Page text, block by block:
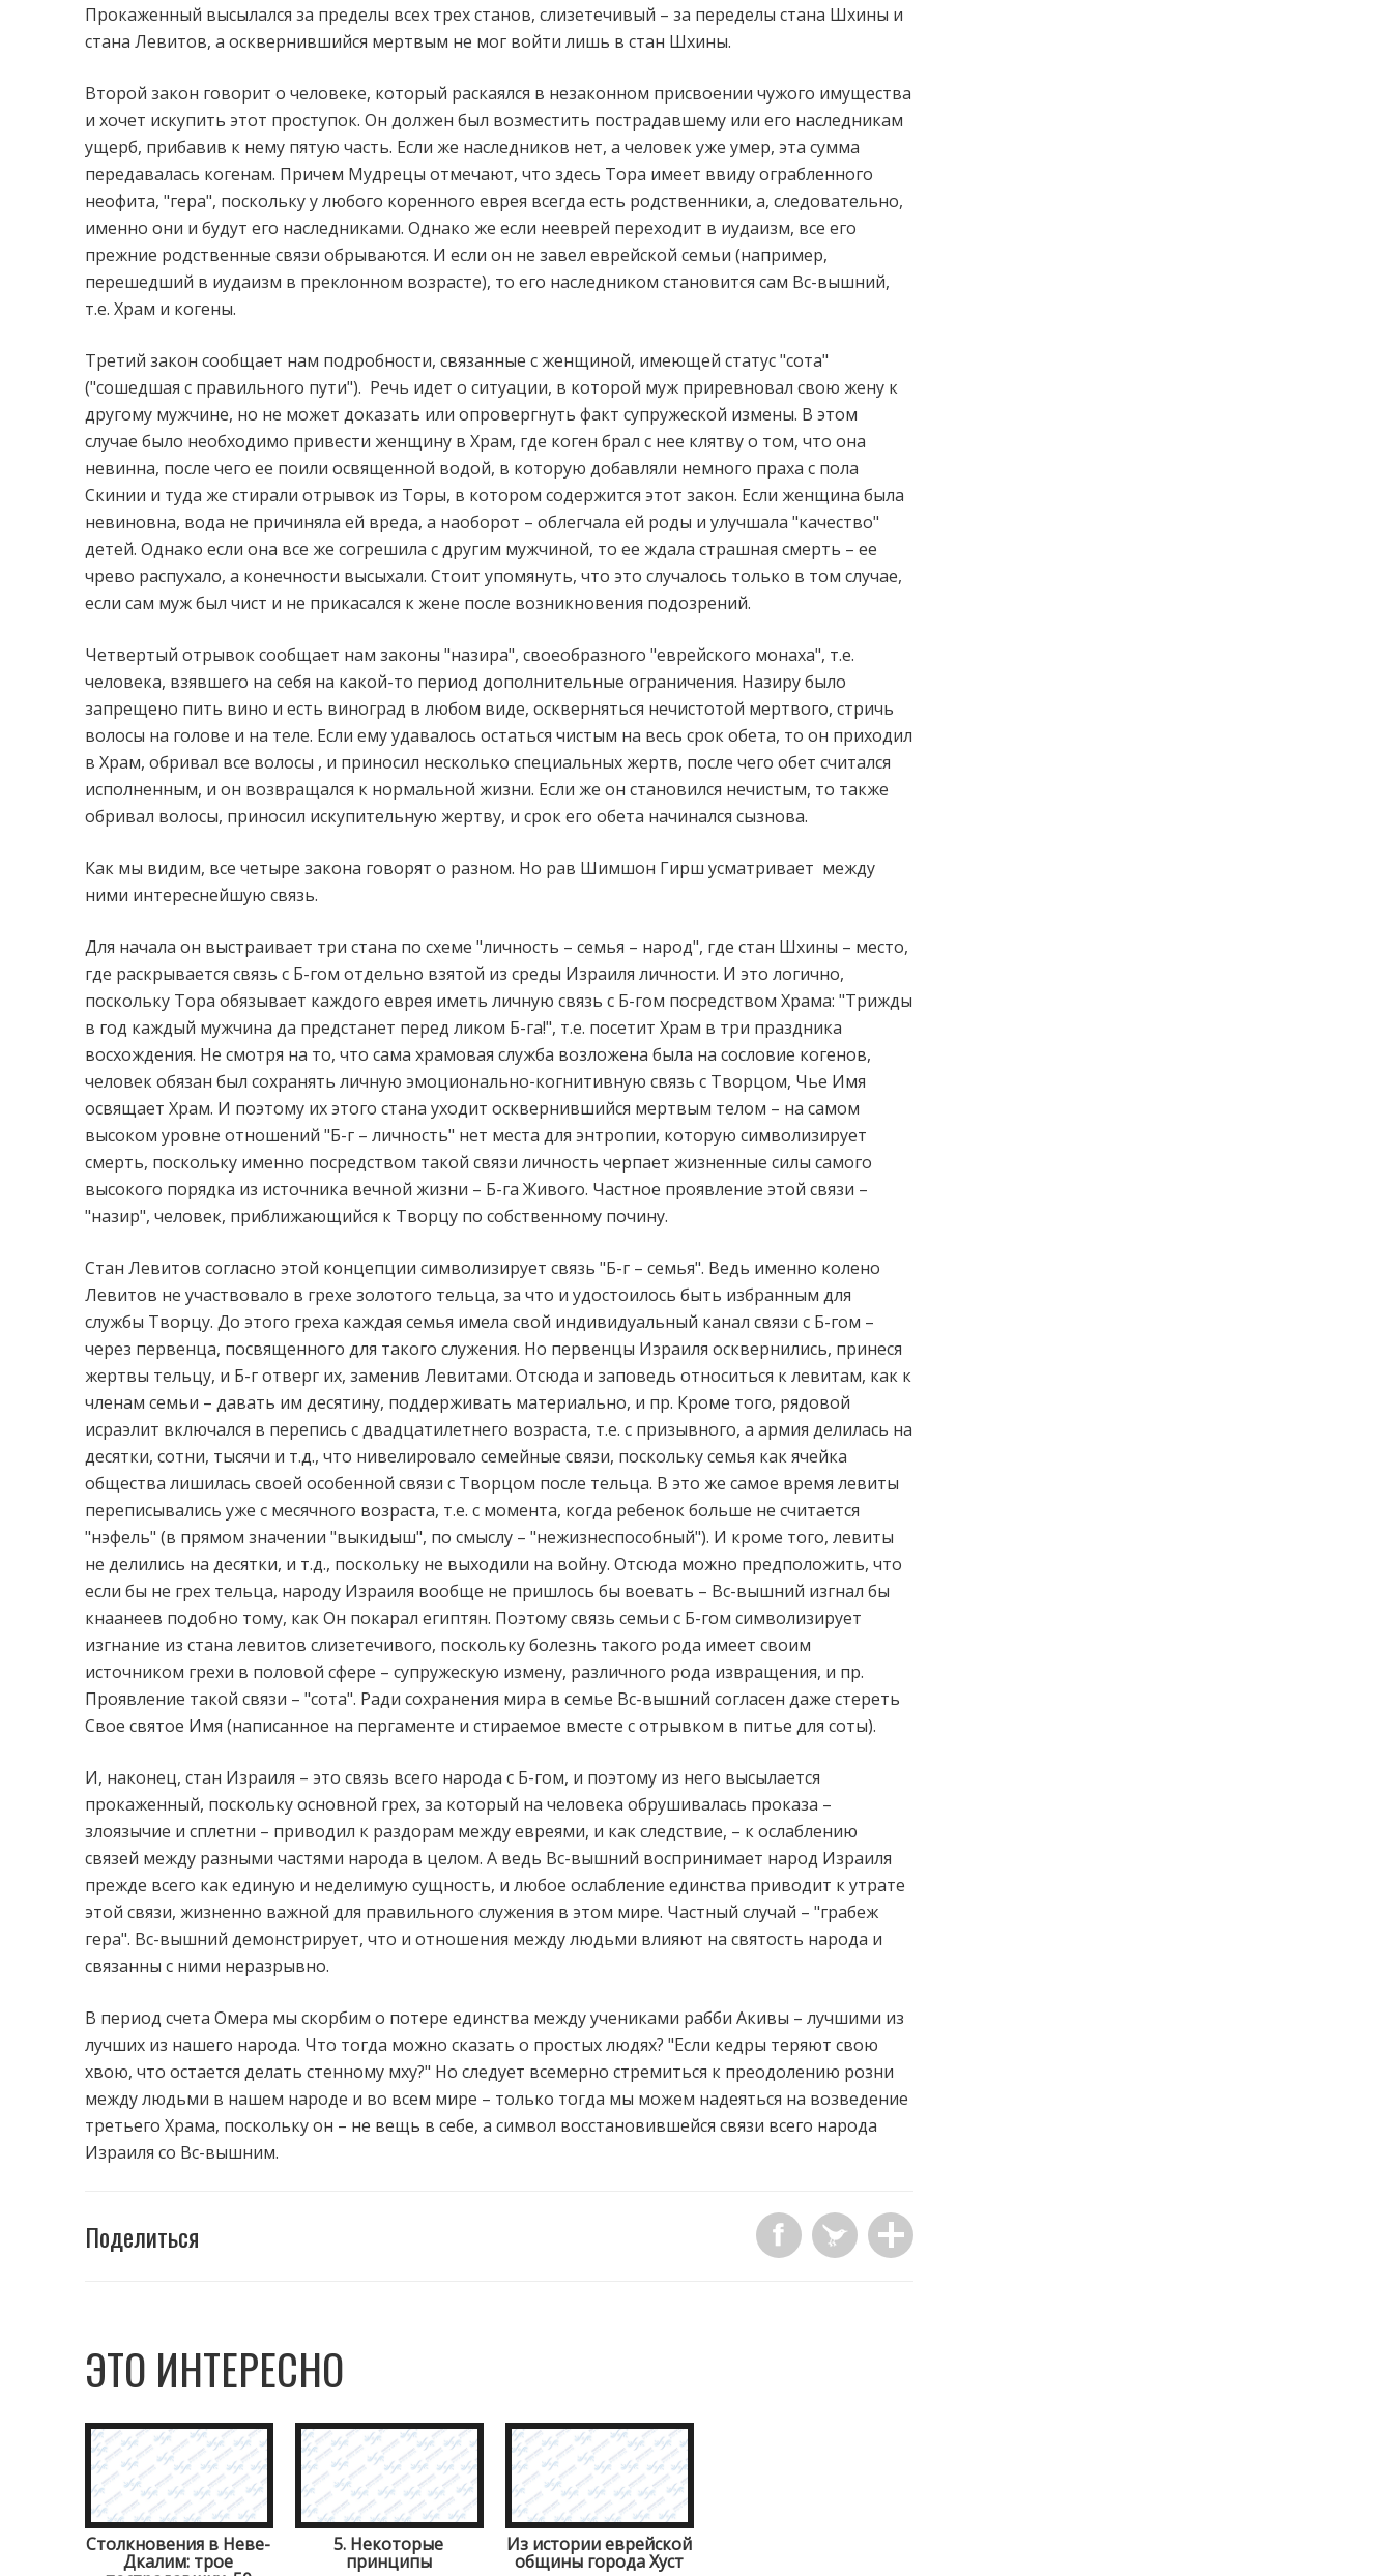
Прокаженный высылался за пределы всех трех станов, слизетечивый – за переделы стана Шхины и
стана Левитов, а осквернившийся мертвым не мог войти лишь в стан Шхины.
Второй закон говорит о человеке, который раскаялся в незаконном присвоении чужого имущества
и хочет искупить этот проступок. Он должен был возместить пострадавшему или его наследникам
ущерб, прибавив к нему пятую часть. Если же наследников нет, а человек уже умер, эта сумма
передавалась когенам. Причем Мудрецы отмечают, что здесь Тора имеет ввиду ограбленного
неофита, "гера", поскольку у любого коренного еврея всегда есть родственники, а, следовательно,
именно они и будут его наследниками. Однако же если нееврей переходит в иудаизм, все его
прежние родственные связи обрываются. И если он не завел еврейской семьи (например,
перешедший в иудаизм в преклонном возрасте), то его наследником становится сам Вс-вышний,
т.е. Храм и когены.
Третий закон сообщает нам подробности, связанные с женщиной, имеющей статус "сота"
("сошедшая с правильного пути"). Речь идет о ситуации, в которой муж приревновал свою жену к
другому мужчине, но не может доказать или опровергнуть факт супружеской измены. В этом
случае было необходимо привести женщину в Храм, где коген брал с нее клятву о том, что она
невинна, после чего ее поили освященной водой, в которую добавляли немного праха с пола
Скинии и туда же стирали отрывок из Торы, в котором содержится этот закон. Если женщина была
невиновна, вода не причиняла ей вреда, а наоборот – облегчала ей роды и улучшала "качество"
детей. Однако если она все же согрешила с другим мужчиной, то ее ждала страшная смерть – ее
чрево распухало, а конечности высыхали. Стоит упомянуть, что это случалось только в том случае,
если сам муж был чист и не прикасался к жене после возникновения подозрений.
Четвертый отрывок сообщает нам законы "назира", своеобразного "еврейского монаха", т.е.
человека, взявшего на себя на какой-то период дополнительные ограничения. Назиру было
запрещено пить вино и есть виноград в любом виде, оскверняться нечистотой мертвого, стричь
волосы на голове и на теле. Если ему удавалось остаться чистым на весь срок обета, то он приходил
в Храм, обривал все волосы , и приносил несколько специальных жертв, после чего обет считался
исполненным, и он возвращался к нормальной жизни. Если же он становился нечистым, то также
обривал волосы, приносил искупительную жертву, и срок его обета начинался сызнова.
Как мы видим, все четыре закона говорят о разном. Но рав Шимшон Гирш усматривает между
ними интереснейшую связь.
Для начала он выстраивает три стана по схеме "личность – семья – народ", где стан Шхины – место,
где раскрывается связь с Б-гом отдельно взятой из среды Израиля личности. И это логично,
поскольку Тора обязывает каждого еврея иметь личную связь с Б-гом посредством Храма: "Трижды
в год каждый мужчина да предстанет перед ликом Б-га!", т.е. посетит Храм в три праздника
восхождения. Не смотря на то, что сама храмовая служба возложена была на сословие когенов,
человек обязан был сохранять личную эмоционально-когнитивную связь с Творцом, Чье Имя
освящает Храм. И поэтому их этого стана уходит осквернившийся мертвым телом – на самом
высоком уровне отношений "Б-г – личность" нет места для энтропии, которую символизирует
смерть, поскольку именно посредством такой связи личность черпает жизненные силы самого
высокого порядка из источника вечной жизни – Б-га Живого. Частное проявление этой связи –
"назир", человек, приближающийся к Творцу по собственному почину.
Стан Левитов согласно этой концепции символизирует связь "Б-г – семья". Ведь именно колено
Левитов не участвовало в грехе золотого тельца, за что и удостоилось быть избранным для
службы Творцу. До этого греха каждая семья имела свой индивидуальный канал связи с Б-гом –
через первенца, посвященного для такого служения. Но первенцы Израиля осквернились, принеся
жертвы тельцу, и Б-г отверг их, заменив Левитами. Отсюда и заповедь относиться к левитам, как к
членам семьи – давать им десятину, поддерживать материально, и пр. Кроме того, рядовой
исраэлит включался в перепись с двадцатилетнего возраста, т.е. с призывного, а армия делилась на
десятки, сотни, тысячи и т.д., что нивелировало семейные связи, поскольку семья как ячейка
общества лишилась своей особенной связи с Творцом после тельца. В это же самое время левиты
переписывались уже с месячного возраста, т.е. с момента, когда ребенок больше не считается
"нэфель" (в прямом значении "выкидыш", по смыслу – "нежизнеспособный"). И кроме того, левиты
не делились на десятки, и т.д., поскольку не выходили на войну. Отсюда можно предположить, что
если бы не грех тельца, народу Израиля вообще не пришлось бы воевать – Вс-вышний изгнал бы
кнаанеев подобно тому, как Он покарал египтян. Поэтому связь семьи с Б-гом символизирует
изгнание из стана левитов слизетечивого, поскольку болезнь такого рода имеет своим
источником грехи в половой сфере – супружескую измену, различного рода извращения, и пр.
Проявление такой связи – "сота". Ради сохранения мира в семье Вс-вышний согласен даже стереть
Свое святое Имя (написанное на пергаменте и стираемое вместе с отрывком в питье для соты).
И, наконец, стан Израиля – это связь всего народа с Б-гом, и поэтому из него высылается
прокаженный, поскольку основной грех, за который на человека обрушивалась проказа –
злоязычие и сплетни – приводил к раздорам между евреями, и как следствие, – к ослаблению
связей между разными частями народа в целом. А ведь Вс-вышний воспринимает народ Израиля
прежде всего как единую и неделимую сущность, и любое ослабление единства приводит к утрате
этой связи, жизненно важной для правильного служения в этом мире. Частный случай – "грабеж
гера". Вс-вышний демонстрирует, что и отношения между людьми влияют на святость народа и
связанны с ними неразрывно.
В период счета Омера мы скорбим о потере единства между учениками рабби Акивы – лучшими из
лучших из нашего народа. Что тогда можно сказать о простых людях? "Если кедры теряют свою
хвою, что остается делать стенному мху?" Но следует всемерно стремиться к преодолению розни
между людьми в нашем народе и во всем мире – только тогда мы можем надеяться на возведение
третьего Храма, поскольку он – не вещь в себе, а символ восстановившейся связи всего народа
Израиля со Вс-вышним.
Поделиться
ЭТО ИНТЕРЕСНО
Столкновения в Неве-
Дкалим: трое
5. Некоторые
принципы
Из истории еврейской
общины города Хуст